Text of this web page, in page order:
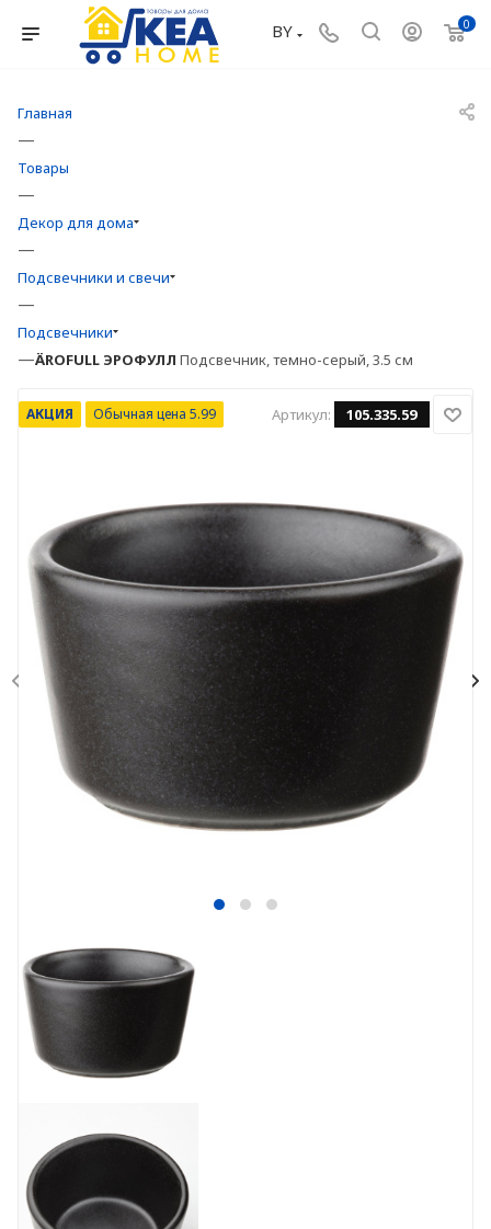
0
BY
Главная
—
Товары
—
Декор для дома
—
Подсвечники и свечи
—
Подсвечники
—ÄROFULL ЭРОФУЛЛ Подсвечник, темно-серый, 3.5 см
АКЦИЯ Обычная цена 5.99 Артикул: 105.335.59